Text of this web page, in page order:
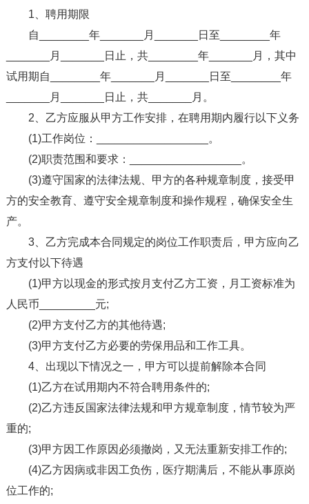
1、聘用期限
自________年_______月_______日至________年
_______月_______日止，共________年_______月，其中
试用期自________年_______月_______日至________年
_______月_______日止，共_______月。
2、乙方应服从甲方工作安排，在聘用期内履行以下义务
(1)工作岗位：__________________。
(2)职责范围和要求：__________________。
(3)遵守国家的法律法规、甲方的各种规章制度，接受甲
方的安全教育、遵守安全规章制度和操作规程，确保安全生
产。
3、乙方完成本合同规定的岗位工作职责后，甲方应向乙
方支付以下待遇
(1)甲方以现金的形式按月支付乙方工资，月工资标准为
人民币_________元;
(2)甲方支付乙方的其他待遇;
(3)甲方支付乙方必要的劳保用品和工作工具。
4、出现以下情况之一，甲方可以提前解除本合同
(1)乙方在试用期内不符合聘用条件的;
(2)乙方违反国家法律法规和甲方规章制度，情节较为严
重的;
(3)甲方因工作原因必须撤岗，又无法重新安排工作的;
(4)乙方因病或非因工负伤，医疗期满后，不能从事原岗
位工作的;